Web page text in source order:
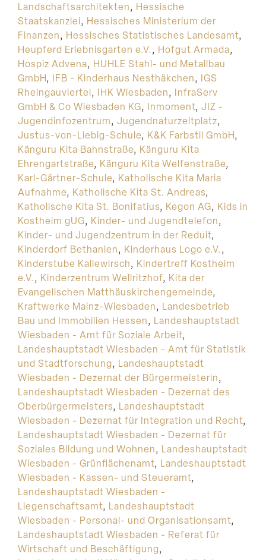
Landschaftsarchitekten, Hessische
Staatskanzlei, Hessisches Ministerium der
Finanzen, Hessisches Statistisches Landesamt,
Heupferd Erlebnisgarten e.V., Hofgut Armada,
Hospiz Advena, HUHLE Stahl- und Metallbau
GmbH, IFB - Kinderhaus Nesthäkchen, IGS
Rheingauviertel, IHK Wiesbaden, InfraServ
GmbH & Co Wiesbaden KG, Inmoment, JIZ -
Jugendinfozentrum, Jugendnaturzeltplatz,
Justus-von-Liebig-Schule, K&K Farbstil GmbH,
Känguru Kita Bahnstraße, Känguru Kita
Ehrengartstraße, Känguru Kita Welfenstraße,
Karl-Gärtner-Schule, Katholische Kita Maria
Aufnahme, Katholische Kita St. Andreas,
Katholische Kita St. Bonifatius, Kegon AG, Kids in
Kostheim gUG, Kinder- und Jugendtelefon,
Kinder- und Jugendzentrum in der Reduit,
Kinderdorf Bethanien, Kinderhaus Logo e.V.,
Kinderstube Kallewirsch, Kindertreff Kostheim
e.V., Kinderzentrum Wellritzhof, Kita der
Evangelischen Matthäuskirchengemeinde,
Kraftwerke Mainz-Wiesbaden, Landesbetrieb
Bau und Immobilien Hessen, Landeshauptstadt
Wiesbaden - Amt für Soziale Arbeit,
Landeshauptstadt Wiesbaden - Amt für Statistik
und Stadtforschung, Landeshauptstadt
Wiesbaden - Dezernat der Bürgermeisterin,
Landeshauptstadt Wiesbaden - Dezernat des
Oberbürgermeisters, Landeshauptstadt
Wiesbaden - Dezernat für Integration und Recht,
Landeshauptstadt Wiesbaden - Dezernat für
Soziales Bildung und Wohnen, Landeshauptstadt
Wiesbaden - Grünflächenamt, Landeshauptstadt
Wiesbaden - Kassen- und Steueramt,
Landeshauptstadt Wiesbaden -
Liegenschaftsamt, Landeshauptstadt
Wiesbaden - Personal- und Organisationsamt,
Landeshauptstadt Wiesbaden - Referat für
Wirtschaft und Beschäftigung,